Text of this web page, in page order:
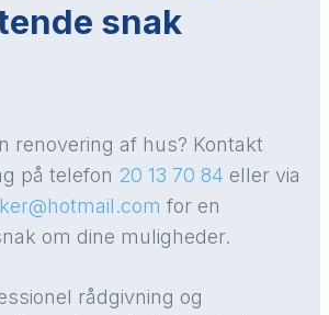
snak
renovering af hus? Kontakt
på telefon 20 13 70 84 eller via
for en
om dine muligheder.
rådgivning og